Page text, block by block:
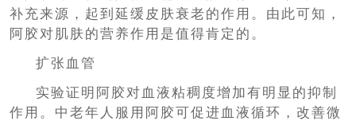
补充来源，起到延缓皮肤衰老的作用。由此可知，
阿胶对肌肤的营养作用是值得肯定的。
扩张血管
实验证明阿胶对血液粘稠度增加有明显的抑制
作用。中老年人服用阿胶可促进血液循环，改善微